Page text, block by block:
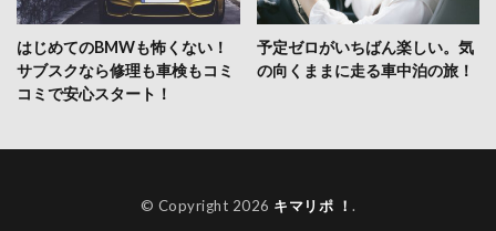
はじめてのBMWも怖くない！
サブスクなら修理も車検もコミ
コミで安心スタート！
予定ゼロがいちばん楽しい。気
の向くままに走る車中泊の旅！
© Copyright 2026 キマリポ ！ .